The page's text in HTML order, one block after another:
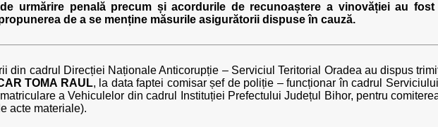
de urmărire penală precum și acordurile de recunoaștere a vinovăției au
de a se menține măsurile asigurătorii dispuse în cauză.
din cadrul Direcției Naționale Anticorupție – Serviciul Teritorial Oradea au dispus
TOMA RAUL, la data faptei comisar șef de poliție – funcționar în cadrul
a Vehiculelor din cadrul Instituției Prefectului Județul Bihor, pentru
acte materiale).